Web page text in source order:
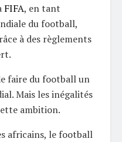
FIFA, en tant
du football,
à des règlements
faire du football un
Mais les inégalités
ambition.
africains, le football